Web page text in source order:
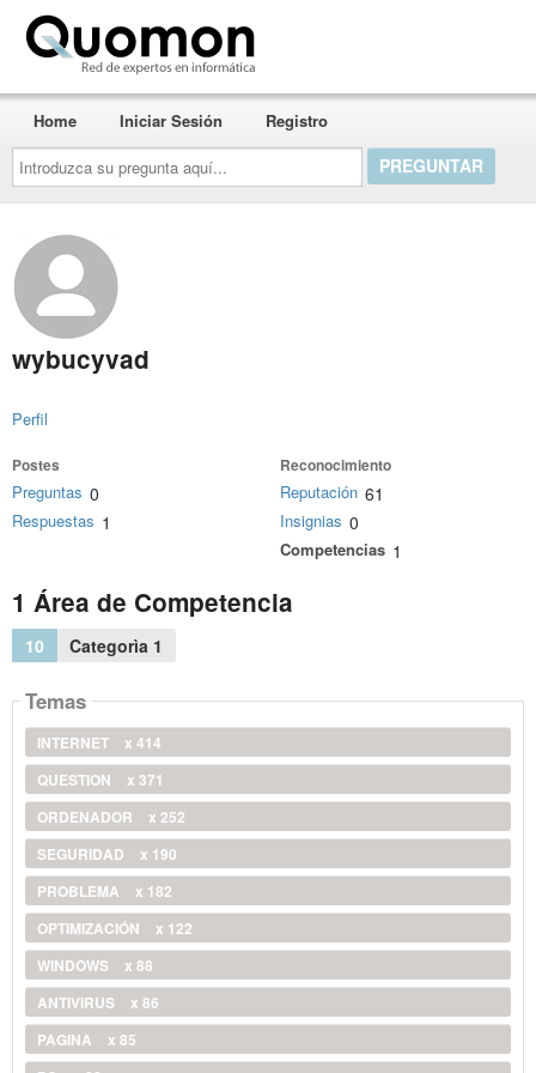
Introduzca
su
pregunta
aquí...
Home Iniciar Sesión Registro
wybucyvad
Perfil
Postes
Preguntas 0
Respuestas 1
Reconocimiento
Reputación 61
Insignias 0
Competencias 1
1 Área de Competencia
10 Categorìa 1
Temas
INTERNET
x 414
QUESTION
x 371
ORDENADOR
x 252
SEGURIDAD
x 190
PROBLEMA
x 182
OPTIMIZACIÓN
x 122
WINDOWS
x 88
ANTIVIRUS
x 86
PAGINA
x 85